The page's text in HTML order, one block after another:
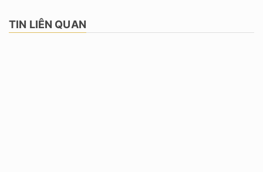
TIN LIÊN QUAN